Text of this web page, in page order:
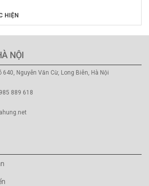
HIỆN
NỘI
Nguyễn Văn Cừ, Long Biên, Hà Nội
889 618